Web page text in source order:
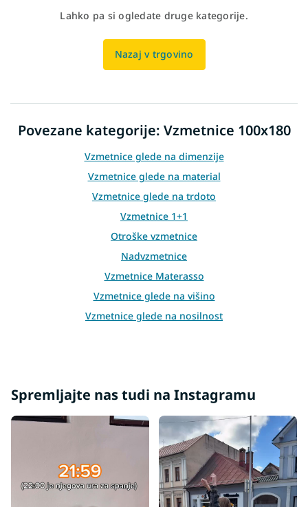
Lahko pa si ogledate druge kategorije.
Nazaj v trgovino
Povezane kategorije: Vzmetnice 100x180
Vzmetnice glede na dimenzije
Vzmetnice glede na material
Vzmetnice glede na trdoto
Vzmetnice 1+1
Otroške vzmetnice
Nadvzmetnice
Vzmetnice Materasso
Vzmetnice glede na višino
Vzmetnice glede na nosilnost
Spremljajte nas tudi na Instagramu